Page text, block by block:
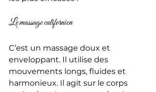
Le massage californien
C’est un massage doux et
enveloppant. Il utilise des
mouvements longs, fluides et
harmonieux. Il agit sur le corps